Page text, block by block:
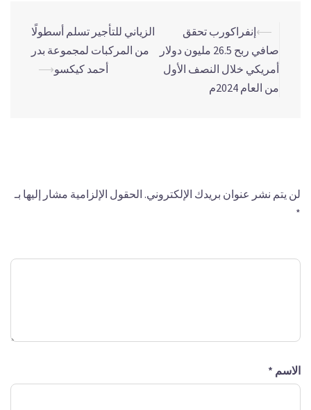
⟵إنفراكورب تحقق
صافي ربح 26.5 مليون دولار
أمريكي خلال النصف الأول
من العام 2024م
الزياني للتأجير تسلم أسطولًا
من المركبات لمجموعة بدر
أحمد كيكسو⟶
لن يتم نشر عنوان بريدك الإلكتروني. الحقول الإلزامية مشار إليها بـ
*
الاسم *